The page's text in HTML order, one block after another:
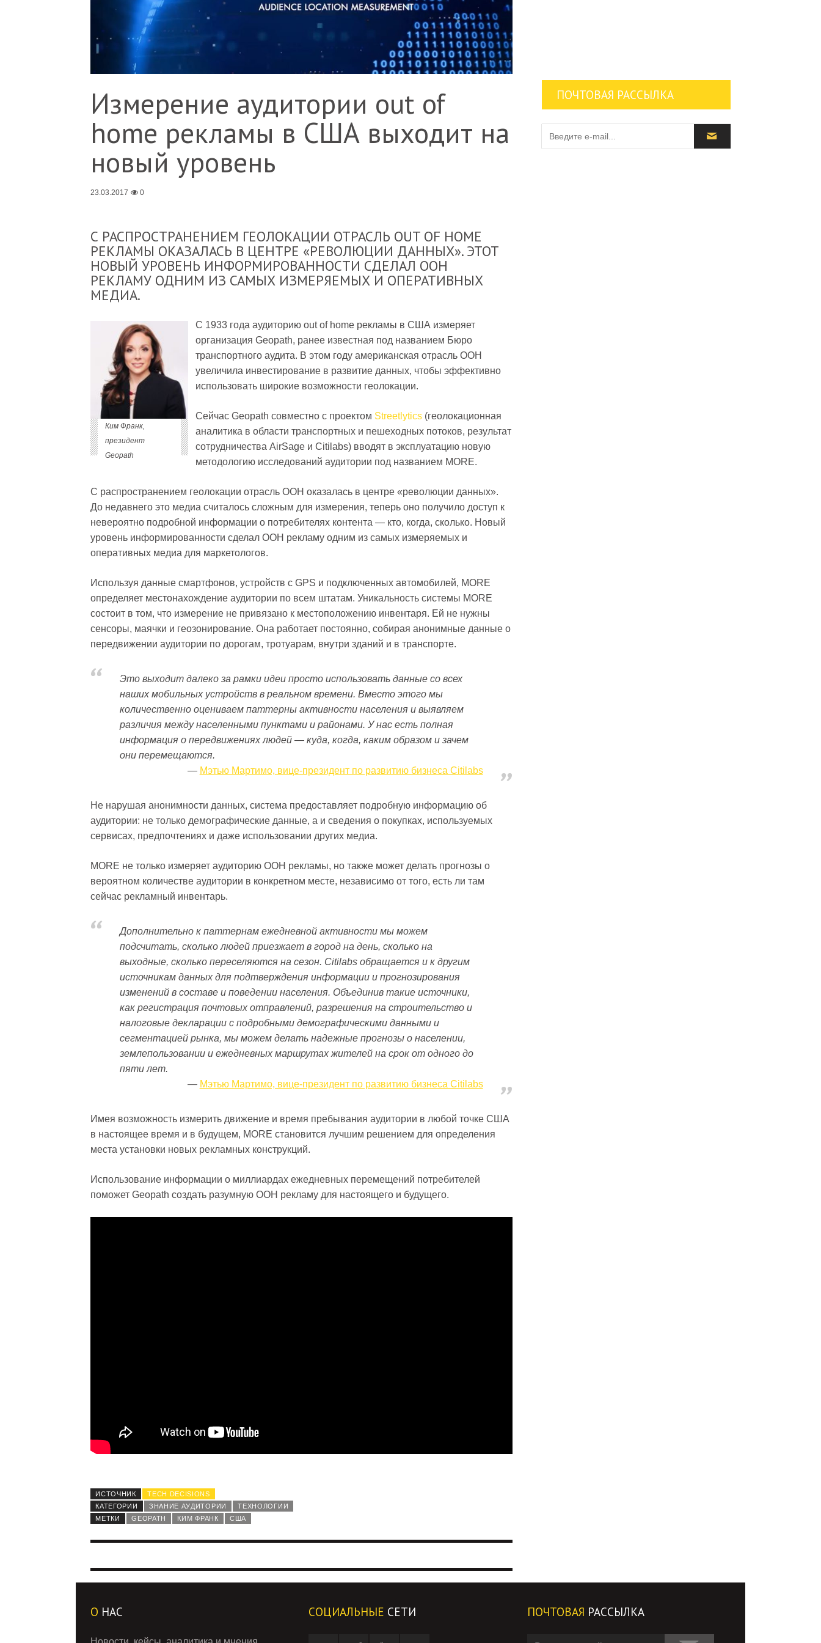
Измерение аудитории out of
home рекламы в США выходит на
новый уровень
23.03.2017 0
С РАСПРОСТРАНЕНИЕМ ГЕОЛОКАЦИИ ОТРАСЛЬ OUT OF HOME
РЕКЛАМЫ ОКАЗАЛАСЬ В ЦЕНТРЕ «РЕВОЛЮЦИИ ДАННЫХ». ЭТОТ
НОВЫЙ УРОВЕНЬ ИНФОРМИРОВАННОСТИ СДЕЛАЛ OOH
РЕКЛАМУ ОДНИМ ИЗ САМЫХ ИЗМЕРЯЕМЫХ И ОПЕРАТИВНЫХ
МЕДИА.
Ким Франк,
президент
Geopath
С 1933 года аудиторию out of home рекламы в США измеряет
организация Geopath, ранее известная под названием Бюро
транспортного аудита. В этом году американская отрасль OOH
увеличила инвестирование в развитие данных, чтобы эффективно
использовать широкие возможности геолокации.
Сейчас Geopath совместно с проектом Streetlytics(геолокационная
аналитика в области транспортных и пешеходных потоков, результат
сотрудничества AirSage и Citilabs) вводят в эксплуатацию новую
методологию исследований аудитории под названием MORE.
С распространением геолокации отрасль OOH оказалась в центре «революции данных».
До недавнего это медиа считалось сложным для измерения, теперь оно получило доступ к
невероятно подробной информации о потребителях контента — кто, когда, сколько. Новый
уровень информированности сделал OOH рекламу одним из самых измеряемых и
оперативных медиа для маркетологов.
Используя данные смартфонов, устройств с GPS и подключенных автомобилей, MORE
определяет местонахождение аудитории по всем штатам. Уникальность системы MORE
состоит в том, что измерение не привязано к местоположению инвентаря. Ей не нужны
сенсоры, маячки и геозонирование. Она работает постоянно, собирая анонимные данные о
передвижении аудитории по дорогам, тротуарам, внутри зданий и в транспорте.
Это выходит далеко за рамки идеи просто использовать данные со всех
наших мобильных устройств в реальном времени. Вместо этого мы
количественно оцениваем паттерны активности населения и выявляем
различия между населенными пунктами и районами. У нас есть полная
информация о передвижениях людей — куда, когда, каким образом и зачем
они перемещаются.
Мэтью Мартимо, вице-президент по развитию бизнеса Citilabs
Не нарушая анонимности данных, система предоставляет подробную информацию об
аудитории: не только демографические данные, а и сведения о покупках, используемых
сервисах, предпочтениях и даже использовании других медиа.
MORE не только измеряет аудиторию OOH рекламы, но также может делать прогнозы о
вероятном количестве аудитории в конкретном месте, независимо от того, есть ли там
сейчас рекламный инвентарь.
Дополнительно к паттернам ежедневной активности мы можем
подсчитать, сколько людей приезжает в город на день, сколько на
выходные, сколько переселяются на сезон. Citilabs обращается и к другим
источникам данных для подтверждения информации и прогнозирования
изменений в составе и поведении населения. Объединив такие источники,
как регистрация почтовых отправлений, разрешения на строительство и
налоговые декларации с подробными демографическими данными и
сегментацией рынка, мы можем делать надежные прогнозы о населении,
землепользовании и ежедневных маршрутах жителей на срок от одного до
пяти лет.
Мэтью Мартимо, вице-президент по развитию бизнеса Citilabs
Имея возможность измерить движение и время пребывания аудитории в любой точке США
в настоящее время и в будущем, MORE становится лучшим решением для определения
места установки новых рекламных конструкций.
Использование информации о миллиардах ежедневных перемещений потребителей
поможет Geopath создать разумную OOH рекламу для настоящего и будущего.
ИСТОЧНИК
TECH DECISIONS
КАТЕГОРИИ
ЗНАНИЕ АУДИТОРИИ
ТЕХНОЛОГИИ
МЕТКИ
GEOPATH КИМ ФРАНК США
ПОЧТОВАЯ РАССЫЛКА
О НАС СОЦИАЛЬНЫЕ СЕТИ ПОЧТОВАЯ РАССЫЛКА